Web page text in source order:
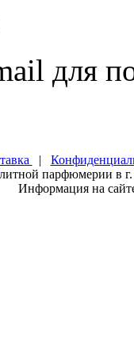
для
|
парфюмерии в
Информация на